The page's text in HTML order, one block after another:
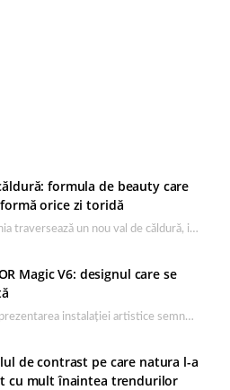
formula de beauty care
orice zi toridă
România traversează un nou val de căldură, iar rutina de îngrijire capătă un rol esențial…
Magic V6: designul care se
După prezentarea instalației artistice semnată de Catrinel Săbăciag în cadrul evenimentului de lansare HONOR Magic…
de contrast pe care natura l-a
cu mult înaintea trendurilor